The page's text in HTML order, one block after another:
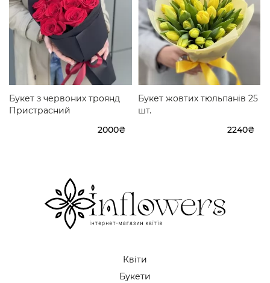
Букет з червоних троянд
Пристрасний
2000₴
Букет жовтих тюльпанів 25
шт.
2240₴
Квіти
Букети